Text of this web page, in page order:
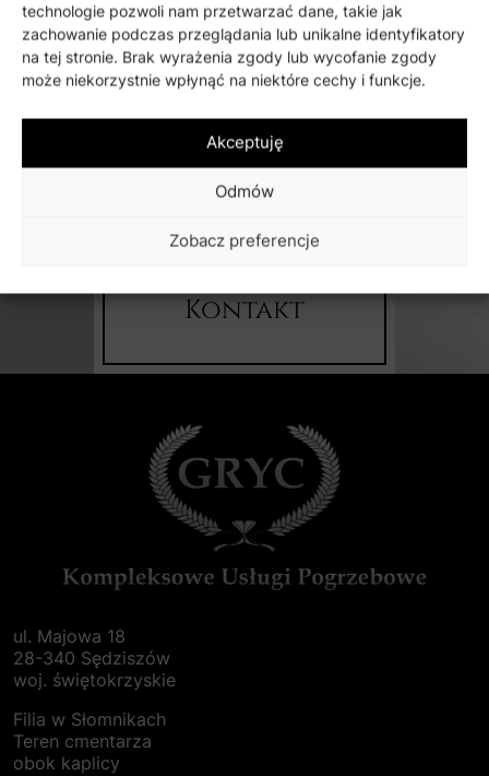
technologie pozwoli nam przetwarzać dane, takie jak
zachowanie podczas przeglądania lub unikalne identyfikatory
na tej stronie. Brak wyrażenia zgody lub wycofanie zgody
może niekorzystnie wpłynąć na niektóre cechy i funkcje.
Akceptuję
Odmów
Zobacz preferencje
Napędzane przez technologię
Zainteresowany?
Skontaktuj się z nami, przejdź do kontaktu
Kontakt
ul. Majowa 18
28-340 Sędziszów
woj. świętokrzyskie
Filia w Słomnikach
Teren cmentarza
obok kaplicy